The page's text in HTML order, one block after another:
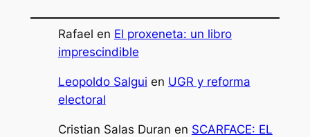
Rafael en El proxeneta: un libro
imprescindible
Leopoldo Salgui en UGR y reforma
electoral
Cristian Salas Duran en SCARFACE: EL